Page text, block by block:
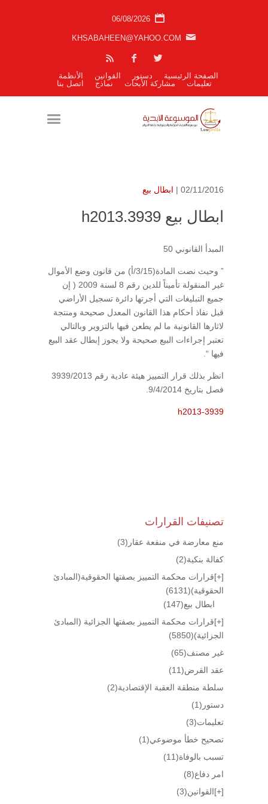
06/08/2026
KHSABAHEEN@YAHOO.COM
الصفحة الرئيسية دستور القوانين
الأنظمة
تعليمات
مشاركة الأبحاث نماذج اتصل بنا
02/11/2016 | ابطال بيع
ابطال بيع h2013.3939
المبدأ القانوني 50
” وحيث نصت المادة(3/15/أ) من قانون وضع الأموال
غير المنقولة تأميناً للدين رقم 8 لسنة 2009 ( إن
جميع التبليغات التي أجرتها دائرة تسجيل الأراضي
قبل نفاذ أحكام هذا القانون المعدل صحيحة ومنتجة
لاثارها القانونية ما لم يطعن فيها بالتزوير وبالتالي
تعتبر إجراءات البيع صحيحة ولا يجوز إبطال عقد البيع
فيها “.
انظر بذلك قرار التمييز هيئة عادية رقم 3939/2013
فصل بتاريخ 9/4/2014.
h2013-3939
تصنيفات القرارات
منع معارضة في منفعة عقار (3)
كفالة بنكية(2)
[+]قرارات محكمة التمييز بصفتها الحقوقية(المبادئ
الحقوقية)(6131)
ابطال بيع(147)
[+]قرارات محكمة التمييز بصفتها الجزائية (المبادئ
الجزائية)(5850)
غير مصنف(65)
عقد القرض(11)
سلطة منطقة العقبة الإقتصادية(2)
دستور (1)
تعليمات(3)
تصحيح خطأ موضوعي(1)
تسبب بالوفاة(11)
امر دفاع(8)
[+]القوانين(3)